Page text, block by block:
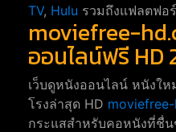
TV, Hulu รวมถึงแฟลตฟอ
moviefree-
ออนไลน์ฟรี HD
เว็บดูหนังออนไลน์ หนังใ
โรงล่าสุด HD
กระแสสำหรับคอหนังที่ชื่